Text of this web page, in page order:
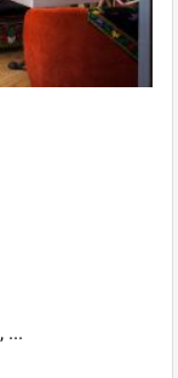
, ...